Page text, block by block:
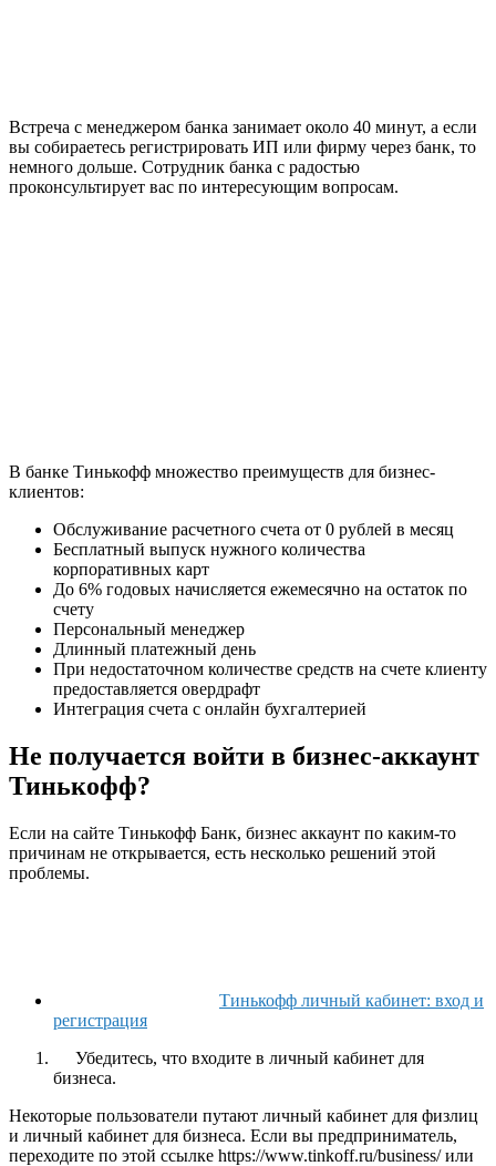
Встреча с менеджером банка занимает около 40 минут, а если
вы собираетесь регистрировать ИП или фирму через банк, то
немного дольше. Сотрудник банка с радостью
проконсультирует вас по интересующим вопросам.
В банке Тинькофф множество преимуществ для бизнес-
клиентов:
Обслуживание расчетного счета от 0 рублей в месяц
Бесплатный выпуск нужного количества
корпоративных карт
До 6% годовых начисляется ежемесячно на остаток по
счету
Персональный менеджер
Длинный платежный день
При недостаточном количестве средств на счете клиенту
предоставляется овердрафт
Интеграция счета с онлайн бухгалтерией
Не получается войти в бизнес-аккаунт
Тинькофф?
Если на сайте Тинькофф Банк, бизнес аккаунт по каким-то
причинам не открывается, есть несколько решений этой
проблемы.
Тинькофф личный кабинет: вход и
регистрация
Убедитесь, что входите в личный кабинет для
бизнеса.
Некоторые пользователи путают личный кабинет для физлиц
и личный кабинет для бизнеса. Если вы предприниматель,
переходите по этой ссылке https://www.tinkoff.ru/business/или